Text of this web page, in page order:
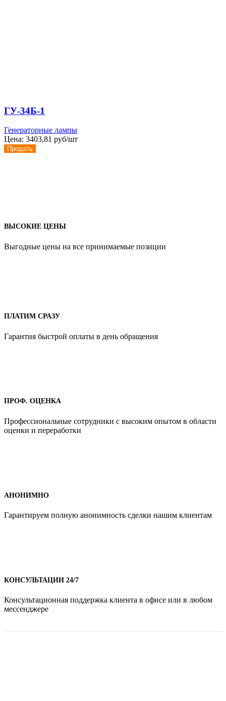
ГУ-34Б-1
Генераторные лампы
Цена: 3403,81 руб/шт
Продать
ВЫСОКИЕ ЦЕНЫ
Выгодные цены на все принимаемые позиции
ПЛАТИМ СРАЗУ
Гарантия быстрой оплаты в день обращения
ПРОФ. ОЦЕНКА
Профессиональные сотрудники с высоким опытом в области
оценки и переработки
АНОНИМНО
Гарантируем полную анонимность сделки нашим клиентам
КОНСУЛЬТАЦИИ 24/7
Консультационная поддержка клиента в офисе или в любом
мессенджере